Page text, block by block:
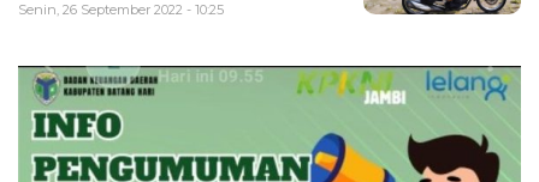
Senin, 26 September 2022 - 10:25